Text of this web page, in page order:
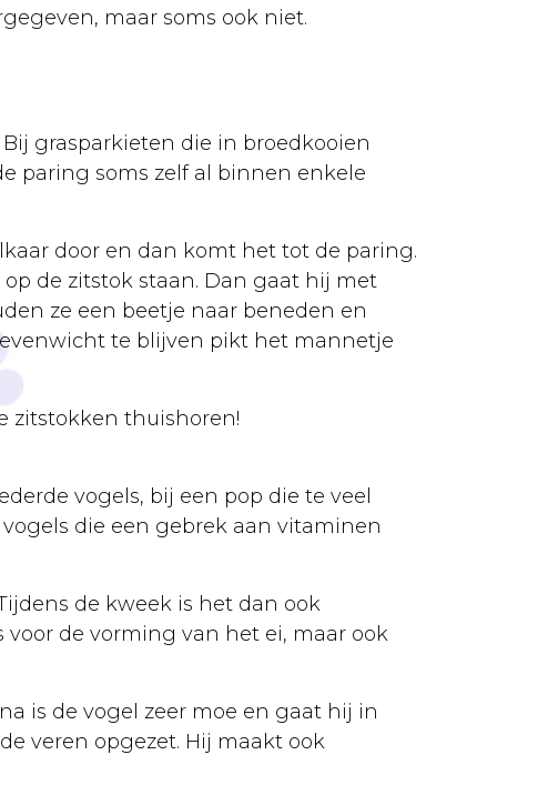
maar soms ook niet.
grasparkieten die in broedkooien
paring soms zelf al binnen enkele
door en dan komt het tot de paring.
de zitstok staan. Dan gaat hij met
ze een beetje naar beneden en
te blijven pikt het mannetje
zitstokken thuishoren!
vogels, bij een pop die te veel
die een gebrek aan vitaminen
de kweek is het dan ook
de vorming van het ei, maar ook
is de vogel zeer moe en gaat hij in
veren opgezet. Hij maakt ook